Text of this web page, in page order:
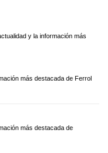
y la información más
más destacada de Ferrol
más destacada de